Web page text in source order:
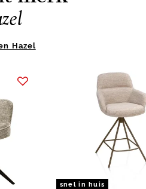
Hazel
snel in huis